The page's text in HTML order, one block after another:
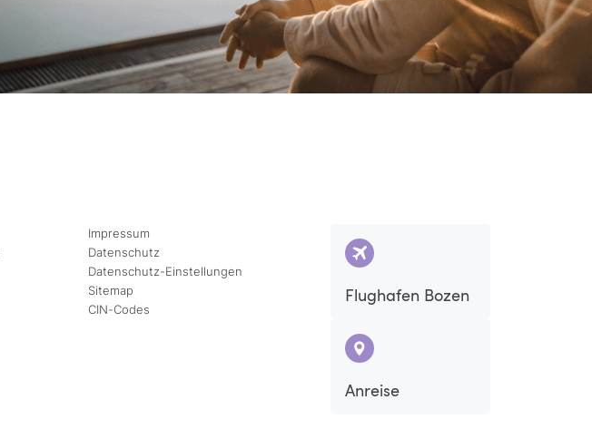
Impressum
Datenschutz
Datenschutz-Einstellungen
Sitemap
CIN-Codes
Flughafen Bozen
Anreise